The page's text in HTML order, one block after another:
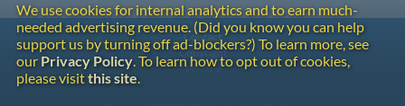
We use cookies for internal analytics and to earn much-
needed advertising revenue. (Did you know you can help
support us by turning off ad-blockers?) To learn more, see
our Privacy Policy. To learn how to opt out of cookies,
please visitthis site.
Contact
Copyright
Privacy